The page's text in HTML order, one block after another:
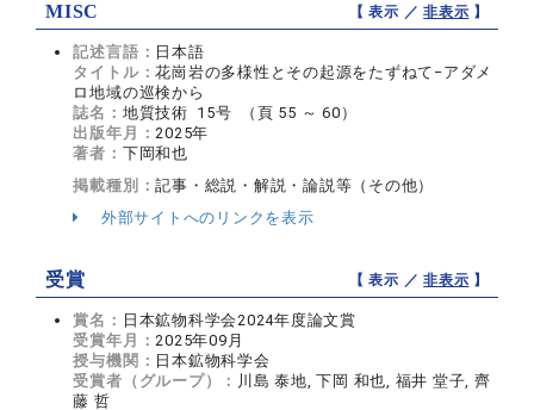
MISC 【 表示 ／非表示 】
記述言語： 日本語
タイトル：花崗岩の多様性とその起源をたずねて−アダメ
ロ地域の巡検から
誌名： 地質技術 15号 （頁 55 ～ 60）
出版年月：2025年
著者： 下岡和也
掲載種別：記事・総説・解説・論説等（その他）
外部サイトへのリンクを表示
受賞 【 表示 ／非表示 】
賞名： 日本鉱物科学会2024年度論文賞
受賞年月：2025年09月
授与機関： 日本鉱物科学会
受賞者（グループ）： 川島 泰地, 下岡 和也, 福井 堂子, 齊
藤 哲